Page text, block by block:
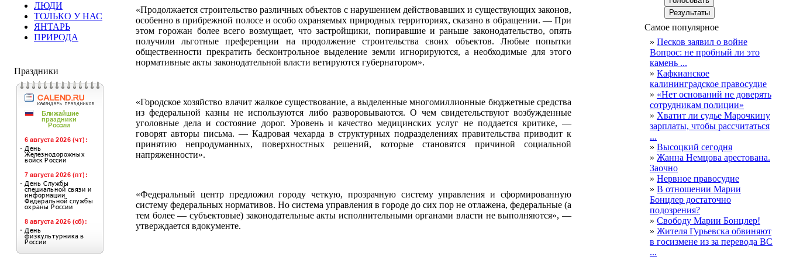
ЛЮДИ
ТОЛЬКО У НАС
ЯНТАРЬ
ПРИРОДА
Праздники
«Продолжается строительство различных объектов с нарушением действовавших и существующих законов,
особенно в прибрежной полосе и особо охраняемых природных территориях, сказано в обращении. — При
этом горожан более всего возмущает, что застройщики, попиравшие и раньше законодательство, опять
получили льготные преференции на продолжение строительства своих объектов. Любые попытки
общественности прекратить бесконтрольное выделение земли игнорируются, а необходимые для этого
нормативные акты законодательной власти ветируются губернатором».
«Городское хозяйство влачит жалкое существование, а выделенные многомиллионные бюджетные средства
из федеральной казны не используются либо разворовываются. О чем свидетельствуют возбужденные
уголовные дела и состояние дорог. Уровень и качество медицинских услуг не поддается критике, —
говорят авторы письма. — Кадровая чехарда в структурных подразделениях правительства приводит к
принятию непродуманных, поверхностных решений, которые становятся причиной социальной
напряженности».
«Федеральный центр предложил городу четкую, прозрачную систему управления и сформированную
систему федеральных нормативов. Но система управления в городе до сих пор не отлажена, федеральные (а
тем более — субъектовые) законодательные акты исполнительными органами власти не выполняются», —
утверждается вдокументе.
Самое популярное
» Песков заявил о войне
Вопрос: не пробный ли это
камень ...
» Кафкианское
калининградское правосудие
» «Нет оснований не доверять
сотрудникам полиции»
» Хватит ли судье Марочкину
зарплаты, чтобы рассчитаться
...
» Высоцкий сегодня
» Жанна Немцова арестована.
Заочно
» Нервное правосудие
» В отношении Марии
Бонцлер достаточно
подозрения?
» Свободу Марии Бонцлер!
» Жителя Гурьевска обвиняют
в госизмене из за перевода ВС
...